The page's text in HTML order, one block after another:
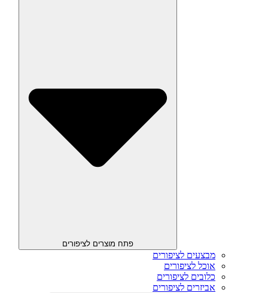
פתח מוצרים לציפורים
מבצעים לציפורים
אוכל לציפורים
כלובים לציפורים
אביזרים לציפורים